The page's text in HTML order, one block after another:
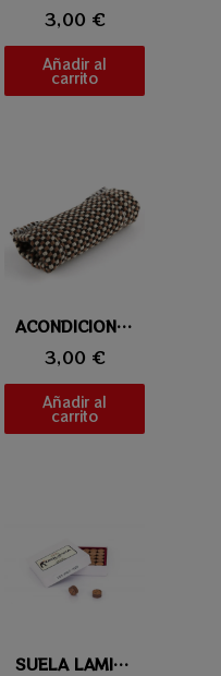
3,00 €
Añadir al
carrito
Vista rápidaACONDICIONADOR SLICKER
3,00 €
Añadir al
carrito
Vista rápidaSUELA LAMINADA MOLAVIA